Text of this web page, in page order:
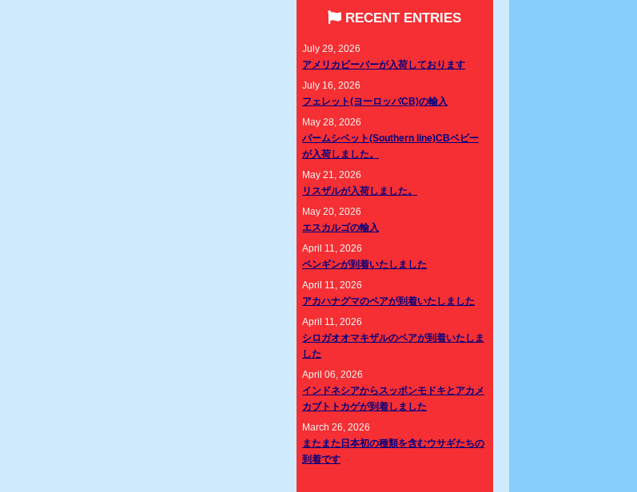
RECENT ENTRIES
July 29, 2026
アメリカビーバーが入荷しております
July 16, 2026
フェレット(ヨーロッパCB)の輸入
May 28, 2026
パームシベット(Southern line)CBベビー
が入荷しました。
May 21, 2026
リスザルが入荷しました。
May 20, 2026
エスカルゴの輸入
April 11, 2026
ペンギンが到着いたしました
April 11, 2026
アカハナグマのペアが到着いたしました
April 11, 2026
シロガオオマキザルのペアが到着いたしま
した
April 06, 2026
インドネシアからスッポンモドキとアカメ
カブトトカゲが到着しました
March 26, 2026
またまた日本初の種類を含むウサギたちの
到着です